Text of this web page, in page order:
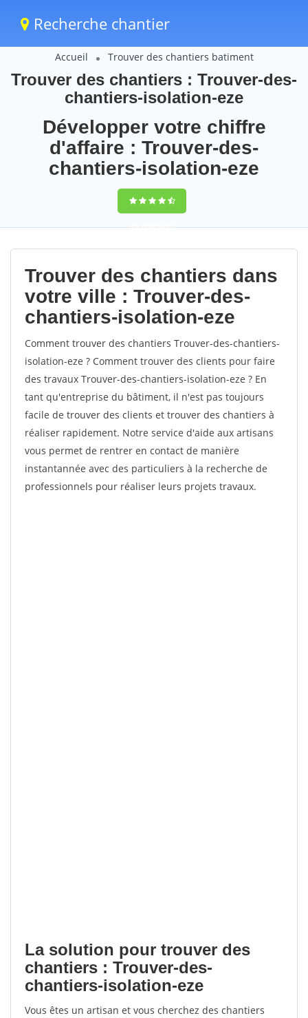
Recherche chantier
Accueil Trouver des chantiers batiment
Trouver des chantiers : Trouver-des-
chantiers-isolation-eze
Développer votre chiffre
d'affaire : Trouver-des-
chantiers-isolation-eze
9,5(100%)87
votes
Trouver des chantiers dans
votre ville : Trouver-des-
chantiers-isolation-eze
Comment trouver des chantiers Trouver-des-chantiers-
isolation-eze ? Comment trouver des clients pour faire
des travaux Trouver-des-chantiers-isolation-eze ? En
tant qu'entreprise du bâtiment, il n'est pas toujours
facile de trouver des clients et trouver des chantiers à
réaliser rapidement. Notre service d'aide aux artisans
vous permet de rentrer en contact de manière
instantannée avec des particuliers à la recherche de
professionnels pour réaliser leurs projets travaux.
La solution pour trouver des
chantiers : Trouver-des-
chantiers-isolation-eze
Vous êtes un artisan et vous cherchez des chantiers